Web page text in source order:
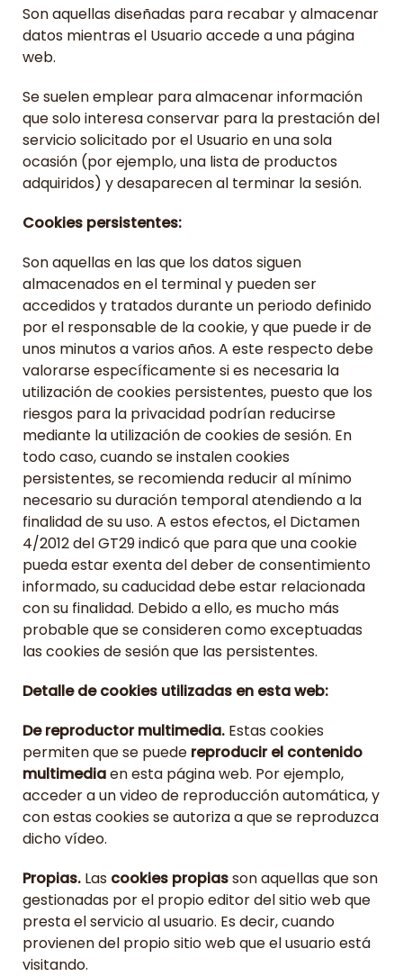
Son aquellas diseñadas para recabar y almacenar
datos mientras el Usuario accede a una página
web.
Se suelen emplear para almacenar información
que solo interesa conservar para la prestación del
servicio solicitado por el Usuario en una sola
ocasión (por ejemplo, una lista de productos
adquiridos) y desaparecen al terminar la sesión.
Cookies persistentes:
Son aquellas en las que los datos siguen
almacenados en el terminal y pueden ser
accedidos y tratados durante un periodo definido
por el responsable de la cookie, y que puede ir de
unos minutos a varios años. A este respecto debe
valorarse específicamente si es necesaria la
utilización de cookies persistentes, puesto que los
riesgos para la privacidad podrían reducirse
mediante la utilización de cookies de sesión. En
todo caso, cuando se instalen cookies
persistentes, se recomienda reducir al mínimo
necesario su duración temporal atendiendo a la
finalidad de su uso. A estos efectos, el Dictamen
4/2012 del GT29 indicó que para que una cookie
pueda estar exenta del deber de consentimiento
informado, su caducidad debe estar relacionada
con su finalidad. Debido a ello, es mucho más
probable que se consideren como exceptuadas
las cookies de sesión que las persistentes.
Detalle de cookies utilizadas en esta web:
De reproductor multimedia. Estas cookies
permiten que se puede reproducir el contenido
multimediaen esta página web. Por ejemplo,
acceder a un video de reproducción automática, y
con estas cookies se autoriza a que se reproduzca
dicho vídeo.
Propias. Las cookies propiasson aquellas que son
gestionadas por el propio editor del sitio web que
presta el servicio al usuario. Es decir, cuando
provienen del propio sitio web que el usuario está
visitando.